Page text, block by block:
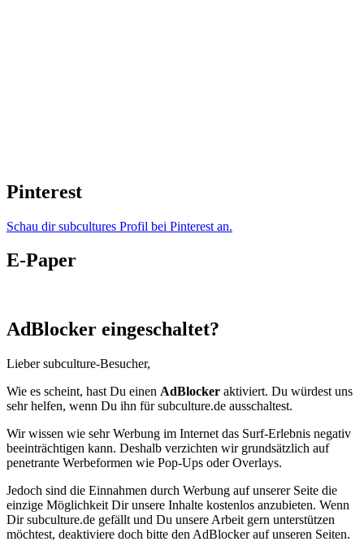
Pinterest
Schau dir subcultures Profil bei Pinterest an.
E-Paper
AdBlocker eingeschaltet?
Lieber subculture-Besucher,
Wie es scheint, hast Du einen AdBlocker aktiviert. Du würdest uns
sehr helfen, wenn Du ihn für subculture.de ausschaltest.
Wir wissen wie sehr Werbung im Internet das Surf-Erlebnis negativ
beeinträchtigen kann. Deshalb verzichten wir grundsätzlich auf
penetrante Werbeformen wie Pop-Ups oder Overlays.
Jedoch sind die Einnahmen durch Werbung auf unserer Seite die
einzige Möglichkeit Dir unsere Inhalte kostenlos anzubieten. Wenn
Dir subculture.de gefällt und Du unsere Arbeit gern unterstützen
möchtest, deaktiviere doch bitte den AdBlocker auf unseren Seiten.